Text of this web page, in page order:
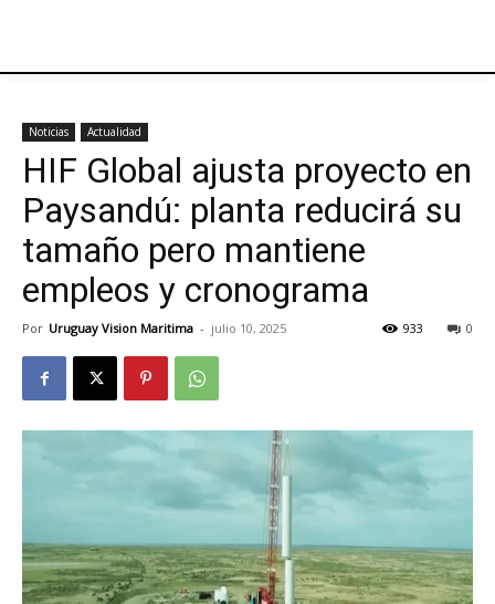
Noticias Actualidad
HIF Global ajusta proyecto en
Paysandú: planta reducirá su
tamaño pero mantiene
empleos y cronograma
Por Uruguay Vision Maritima - julio 10, 2025 0
933